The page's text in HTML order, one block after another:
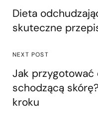
Dieta
skuteczne
NEXT POST
Jak
schodzącą
kroku